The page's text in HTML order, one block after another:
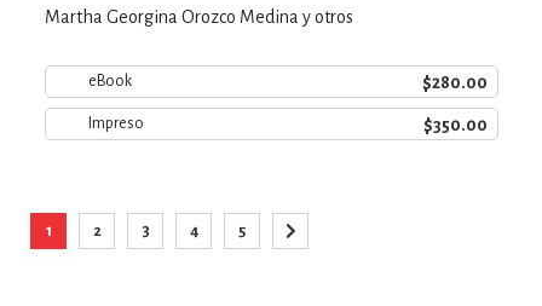
Martha Georgina Orozco Medina y otros
eBook $280.00
Impreso $350.00
Página
Está viendo la página
1
Página
2
Página
3
Página
4
Página
5
Página
Siguiente